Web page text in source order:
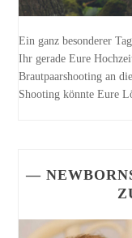
Ein ganz besonderer
Ihr gerade Eure
Brautpaarshooting an
Shooting könnte Eure
—